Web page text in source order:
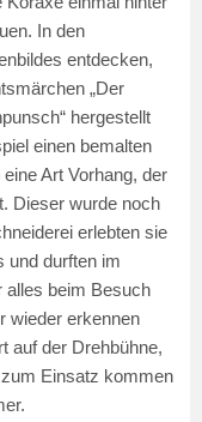
In den
entdecken,
„Der
hergestellt
einen bemalten
Art Vorhang, der
Dieser wurde noch
erlebten sie
und durften im
alles beim Besuch
wieder erkennen
auf der Drehbühne,
Einsatz kommen